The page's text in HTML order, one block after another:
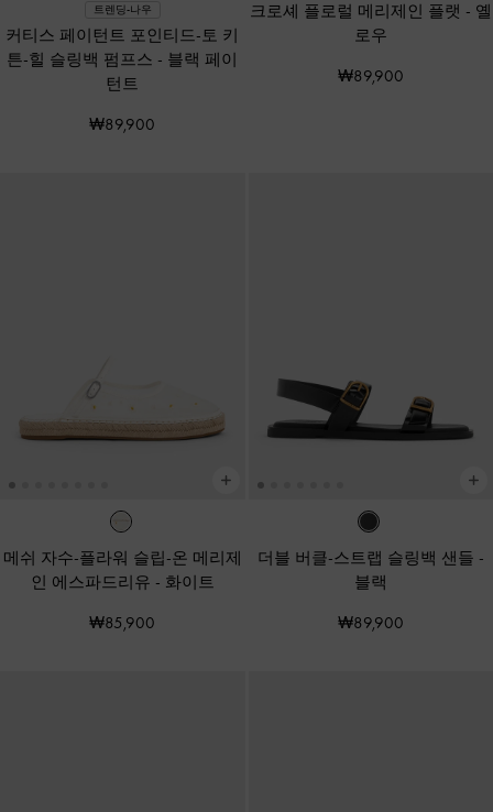
트렌딩-나우
커티스 페이턴트 포인티드-토 키
튼-힐 슬링백 펌프스 - 블랙 페이
턴트
₩89,900
크로셰 플로럴 메리제인 플랫 - 옐
로우
₩89,900
메쉬 자수-플라워 슬립-온 메리제
인 에스파드리유 - 화이트
₩85,900
더블 버클-스트랩 슬링백 샌들 -
블랙
₩89,900